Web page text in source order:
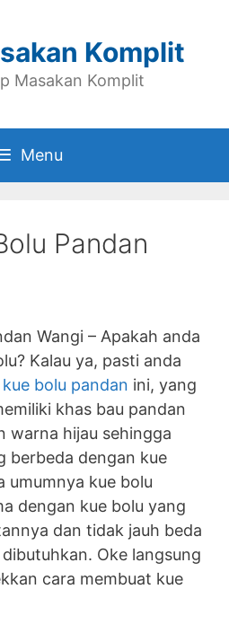
Komplit
Masakan Komplit
Menu
Pandan
Wangi – Apakah anda
Kalau ya, pasti anda
kue bolu pandan ini, yang
khas bau pandan
warna hijau sehingga
berbeda dengan kue
umumnya kue bolu
dengan kue bolu yang
dan tidak jauh beda
Oke langsung
cara membuat kue